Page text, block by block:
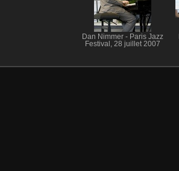
Dan Nimmer - Paris Jazz
Festival, 28 juillet 2007